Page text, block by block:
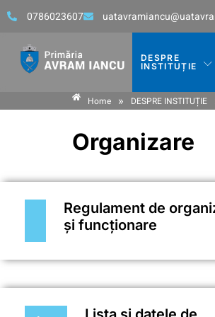
0786023607
DESPRE
INSTITUȚIE
Home » DESPRE INSTITUȚIE
Organizare
Regulament de
și funcționare